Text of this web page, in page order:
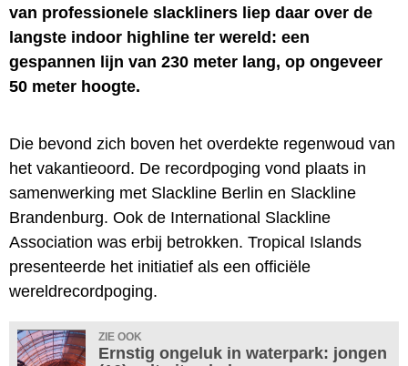
van professionele slackliners liep daar over de
langste indoor highline ter wereld: een
gespannen lijn van 230 meter lang, op ongeveer
50 meter hoogte.
Die bevond zich boven het overdekte regenwoud van
het vakantieoord. De recordpoging vond plaats in
samenwerking met Slackline Berlin en Slackline
Brandenburg. Ook de International Slackline
Association was erbij betrokken. Tropical Islands
presenteerde het initiatief als een officiële
wereldrecordpoging.
ZIE OOK
Ernstig ongeluk in waterpark: jongen